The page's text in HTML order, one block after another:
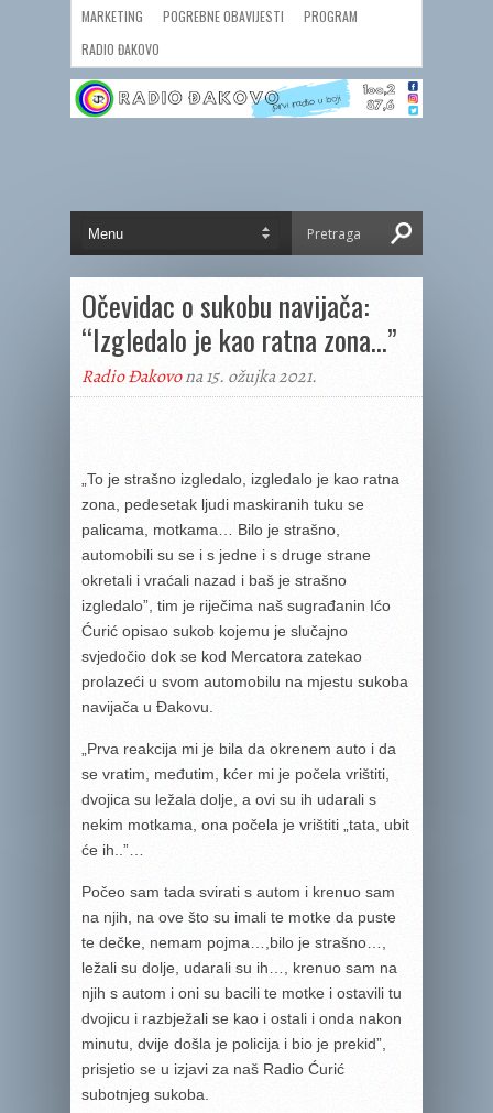
MARKETING POGREBNE OBAVIJESTI
PROGRAM
RADIO ĐAKOVO
Očevidac o sukobu navijača:
“Izgledalo je kao ratna zona…”
Radio Đakovona 15. ožujka 2021.
„To je strašno izgledalo, izgledalo je kao ratna
zona, pedesetak ljudi maskiranih tuku se
palicama, motkama… Bilo je strašno,
automobili su se i s jedne i s druge strane
okretali i vraćali nazad i baš je strašno
izgledalo”, tim je riječima naš sugrađanin Ićo
Ćurić opisao sukob kojemu je slučajno
svjedočio dok se kod Mercatora zatekao
prolazeći u svom automobilu na mjestu sukoba
navijača u Đakovu.
„Prva reakcija mi je bila da okrenem auto i da
se vratim, međutim, kćer mi je počela vrištiti,
dvojica su ležala dolje, a ovi su ih udarali s
nekim motkama, ona počela je vrištiti „tata, ubit
će ih..”…
Počeo sam tada svirati s autom i krenuo sam
na njih, na ove što su imali te motke da puste
te dečke, nemam pojma…,bilo je strašno…,
ležali su dolje, udarali su ih…, krenuo sam na
njih s autom i oni su bacili te motke i ostavili tu
dvojicu i razbježali se kao i ostali i onda nakon
minutu, dvije došla je policija i bio je prekid”,
prisjetio se u izjavi za naš Radio Ćurić
subotnjeg sukoba.